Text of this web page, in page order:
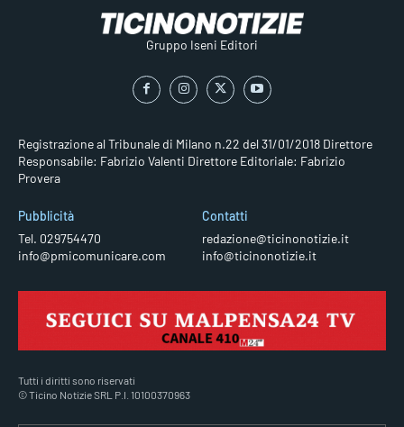
Gruppo Iseni Editori
Registrazione al Tribunale di Milano n.22 del 31/01/2018 Direttore
Responsabile: Fabrizio Valenti Direttore Editoriale: Fabrizio
Provera
Pubblicità
Tel. 029754470
info@pmicomunicare.com
Contatti
redazione@ticinonotizie.it
info@ticinonotizie.it
Tutti i diritti sono riservati
© Ticino Notizie SRL P.I. 10100370963